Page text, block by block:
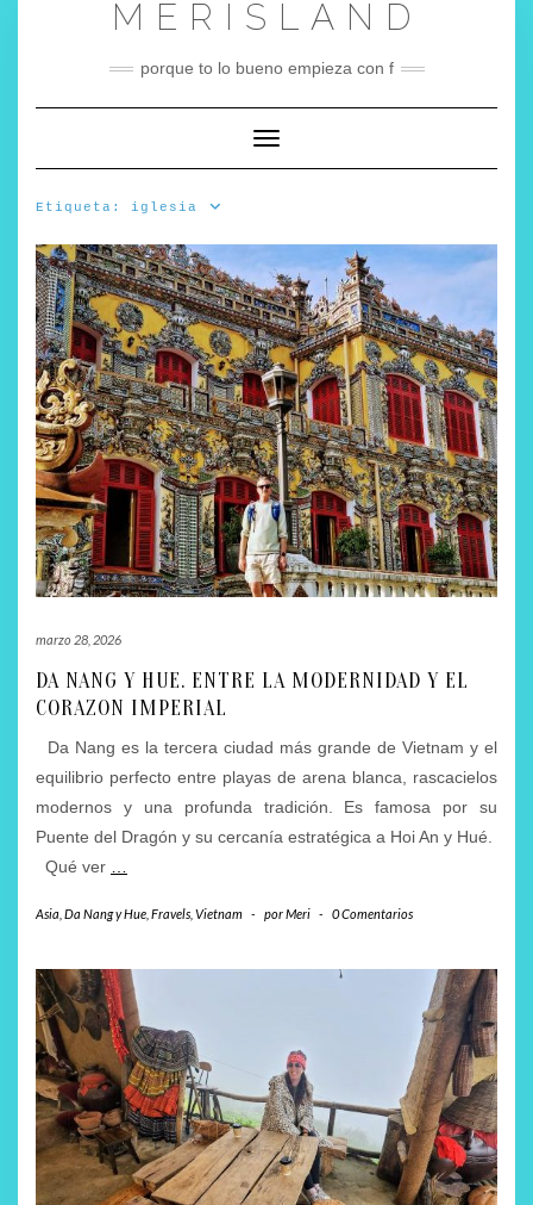
MERISLAND
porque to lo bueno empieza con f
Cambiar modo de navegación
Etiqueta: iglesia
marzo 28, 2026
DA NANG Y HUE. ENTRE LA MODERNIDAD Y EL
CORAZON IMPERIAL
Da Nang es la tercera ciudad más grande de Vietnam y el
equilibrio perfecto entre playas de arena blanca, rascacielos
modernos y una profunda tradición. Es famosa por su
Puente del Dragón y su cercanía estratégica a Hoi An y Hué.
Qué ver
Asia Da Nang y Hue Fravels Vietnam - porMeri - 0 Comentarios